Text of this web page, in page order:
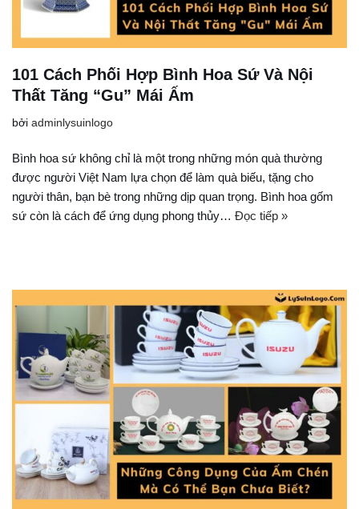
101 Cách Phối Hợp Bình Hoa Sứ Và Nội
Thất Tăng “Gu” Mái Ấm
bởi adminlysuinlogo
Bình hoa sứ không chỉ là một trong những món quà thường
được người Việt Nam lựa chọn để làm quà biếu, tặng cho
người thân, bạn bè trong những dịp quan trọng. Bình hoa gốm
sứ còn là cách để ứng dụng phong thủy… Đọc tiếp »